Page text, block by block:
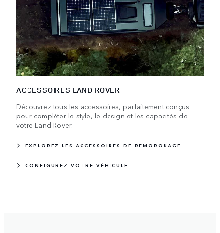
ACCESSOIRES LAND ROVER
Découvrez tous les accessoires, parfaitement conçus
pour compléter le style, le design et les capacités de
votre Land Rover.
EXPLOREZ LES ACCESSOIRES DE REMORQUAGE
CONFIGUREZ VOTRE VÉHICULE